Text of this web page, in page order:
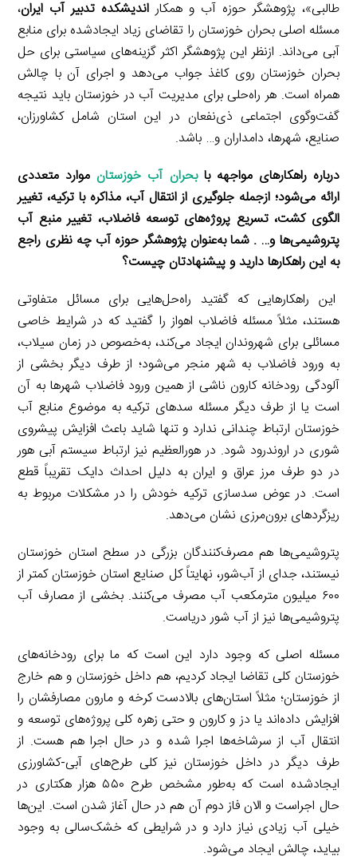
طالبی»، پژوهشگر حوزه آب و همکار اندیشکده تدبیر آب ایران،
مسئله اصلی بحران خوزستان را تقاضای زیاد ایجادشده برای منابع
آبی می‌داند. ازنظر این پژوهشگر اکثر گزینه‌های سیاستی برای حل
بحران خوزستان روی کاغذ جواب می‌دهد و اجرای آن با چالش
همراه است. هر راه‌حلی برای مدیریت آب در خوزستان باید نتیجه
گفت‌وگوی اجتماعی ذی‌نفعان در این استان شامل کشاورزان،
صنایع، شهرها، دامداران و… باشد.
درباره راهکارهای مواجهه بابحران آب خوزستانموارد متعددی
ارائه می‌شود؛ ازجمله جلوگیری از انتقال آب، مذاکره با ترکیه، تغییر
الگوی کشت، تسریع پروژه‌های توسعه فاضلاب، تغییر منبع آب
پتروشیمی‌ها و… . شما به‌عنوان پژوهشگر حوزه آب چه نظری راجع
به این راهکارها دارید و پیشنهادتان چیست؟
این راهکارهایی که گفتید راه‌حل‌هایی برای مسائل متفاوتی
هستند، مثلاً مسئله فاضلاب اهواز را گفتید که در شرایط خاصی
مسائلی برای شهروندان ایجاد می‌کند، به‌خصوص در زمان سیلاب،
به ورود فاضلاب به شهر منجر می‌شود؛ از طرف دیگر بخشی از
آلودگی رودخانه کارون ناشی از همین ورود فاضلاب شهرها به آن
است یا از طرف دیگر مسئله سدهای ترکیه به موضوع منابع آب
خوزستان ارتباط چندانی ندارد و تنها شاید باعث افزایش پیشروی
شوری در اروندرود شود. در هورالعظیم نیز ارتباط سیستم آبی هور
در دو طرف مرز عراق و ایران به دلیل احداث دایک تقریباً قطع
است. در عوض سدسازی ترکیه خودش را در مشکلات مربوط به
ریزگردهای برون‌مرزی نشان می‌دهد.
پتروشیمی‌ها هم مصرف‌کنندگان بزرگی در سطح استان خوزستان
نیستند، جدای از آب‌شور، نهایتاً کل صنایع استان خوزستان کمتر از
۶۰۰ میلیون مترمکعب آب مصرف می‌کنند. بخشی از مصارف آب
پتروشیمی‌ها نیز از آب شور دریاست.
مسئله اصلی که وجود دارد این است که ما برای رودخانه‌های
خوزستان کلی تقاضا ایجاد کردیم، هم داخل خوزستان و هم خارج
از خوزستان؛ مثلاً استان‌های بالادست کرخه و مارون مصارفشان را
افزایش داده‌اند یا دز و کارون و حتی زهره کلی پروژه‌های توسعه و
انتقال آب از سرشاخه‌ها اجرا شده و در حال اجرا هم هست. از
طرف دیگر در داخل خوزستان نیز کلی طرح‌های آبی-کشاورزی
ایجادشده است که به‌طور مشخص طرح ۵۵۰ هزار هکتاری در
حال اجراست و الان فاز دوم آن هم در حال آغاز شدن است. این‌ها
خیلی آب زیادی نیاز دارد و در شرایطی که خشک‌سالی به وجود
بیاید، چالش ایجاد می‌شود.